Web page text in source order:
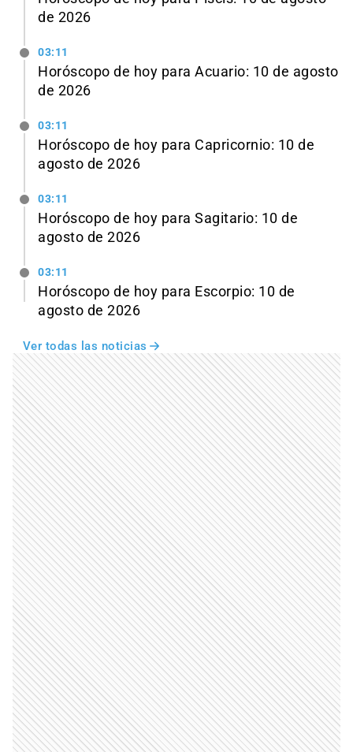
de 2026
03:11
Horóscopo de hoy para Acuario: 10 de agosto
de 2026
03:11
Horóscopo de hoy para Capricornio: 10 de
agosto de 2026
03:11
Horóscopo de hoy para Sagitario: 10 de
agosto de 2026
03:11
Horóscopo de hoy para Escorpio: 10 de
agosto de 2026
Ver todas las noticias